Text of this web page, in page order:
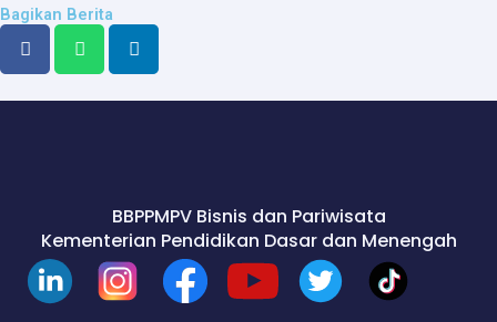
Bagikan Berita
BBPPMPV Bisnis dan Pariwisata
Kementerian Pendidikan Dasar dan Menengah